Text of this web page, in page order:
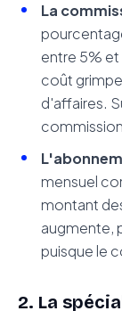
La
entre 5%
coût
d'affaires.
mensuel
montant
augmente,
puisque le
2. La